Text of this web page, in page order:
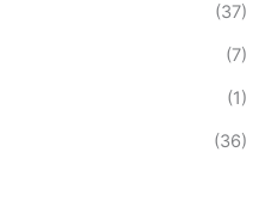
(37)
(7)
(1)
(36)